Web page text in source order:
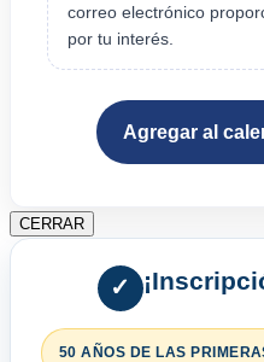
correo electrónico
por tu interés.
Agregar al
CERRAR
✓
50 AÑOS DE LAS